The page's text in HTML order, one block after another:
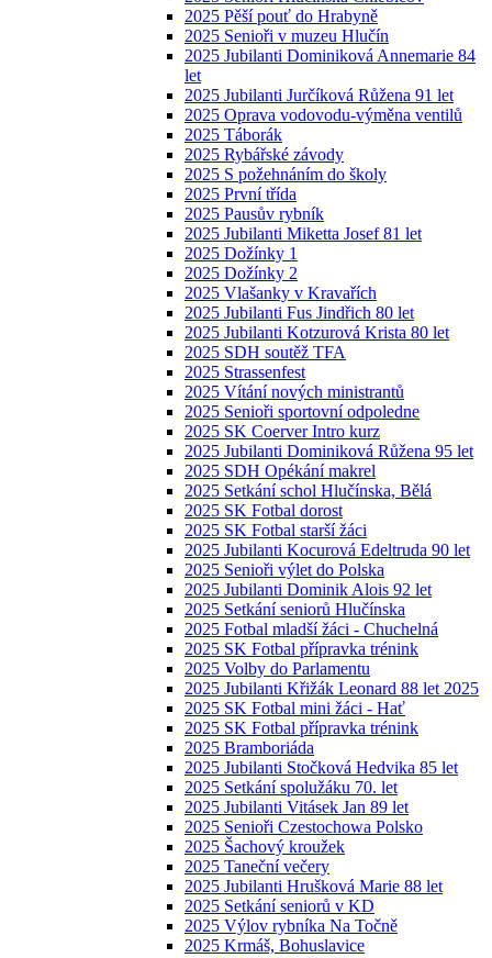
2025 Pěší pouť do Hrabyně
2025 Senioři v muzeu Hlučín
2025 Jubilanti Dominiková Annemarie 84
let
2025 Jubilanti Jurčíková Růžena 91 let
2025 Oprava vodovodu-výměna ventilů
2025 Táborák
2025 Rybářské závody
2025 S požehnáním do školy
2025 První třída
2025 Pausův rybník
2025 Jubilanti Miketta Josef 81 let
2025 Dožínky 1
2025 Dožínky 2
2025 Vlašanky v Kravařích
2025 Jubilanti Fus Jindřich 80 let
2025 Jubilanti Kotzurová Krista 80 let
2025 SDH soutěž TFA
2025 Strassenfest
2025 Vítání nových ministrantů
2025 Senioři sportovní odpoledne
2025 SK Coerver Intro kurz
2025 Jubilanti Dominiková Růžena 95 let
2025 SDH Opékání makrel
2025 Setkání schol Hlučínska, Bělá
2025 SK Fotbal dorost
2025 SK Fotbal starší žáci
2025 Jubilanti Kocurová Edeltruda 90 let
2025 Senioři výlet do Polska
2025 Jubilanti Dominik Alois 92 let
2025 Setkání seniorů Hlučínska
2025 Fotbal mladší žáci - Chuchelná
2025 SK Fotbal přípravka trénink
2025 Volby do Parlamentu
2025 Jubilanti Křižák Leonard 88 let 2025
2025 SK Fotbal mini žáci - Hať
2025 SK Fotbal přípravka trénink
2025 Bramboriáda
2025 Jubilanti Stočková Hedvika 85 let
2025 Setkání spolužáku 70. let
2025 Jubilanti Vitásek Jan 89 let
2025 Senioři Czestochowa Polsko
2025 Šachový kroužek
2025 Taneční večery
2025 Jubilanti Hrušková Marie 88 let
2025 Setkání seniorů v KD
2025 Výlov rybníka Na Točně
2025 Krmáš, Bohuslavice